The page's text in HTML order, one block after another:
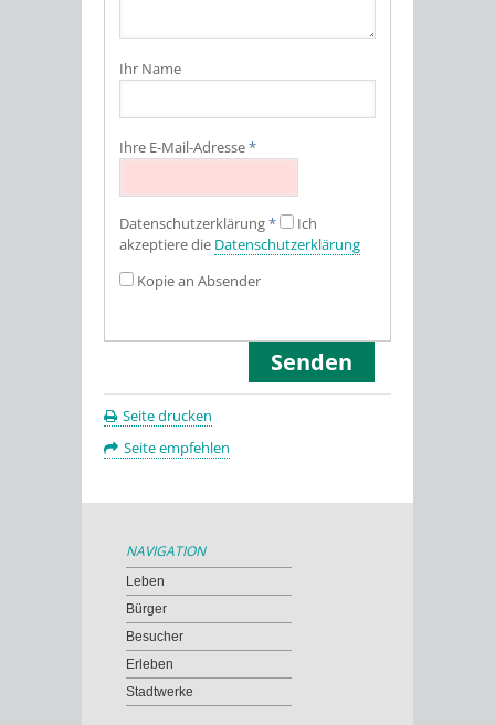
Ihr Name
Ihre E-Mail-Adresse*
Datenschutz­erklärung*
Ich
akzeptiere die Datenschutz­erklärung
Kopie an Absender
Seite drucken
Seite empfehlen
NAVIGATION
Leben
Bürger
Besucher
Erleben
Stadtwerke